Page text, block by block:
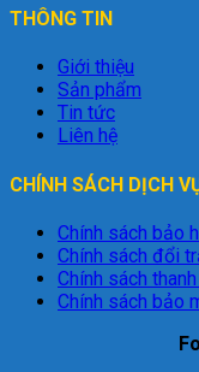
THÔNG TIN
Giới thiệu
Sản phẩm
Tin tức
Liên hệ
CHÍNH SÁCH DỊCH
Chính sách bảo
Chính sách đổi
Chính sách
Chính sách bảo